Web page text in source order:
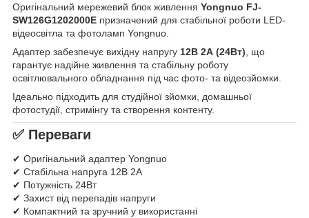
Оригінальний мережевий блок живлення Yongnuo FJ-
SW126G1202000E призначений для стабільної роботи LED-
відеосвітла та фотоламп Yongnuo.
Адаптер забезпечує вихідну напругу 12В 2А (24Вт) , що
гарантує надійне живлення та стабільну роботу
освітлювального обладнання під час фото- та відеозйомки.
Ідеально підходить для студійної зйомки, домашньої
фотостудії, стримінгу та створення контенту.
✅ Переваги
✔ Оригінальний адаптер Yongnuo
✔ Стабільна напруга 12В 2А
✔ Потужність 24Вт
✔ Захист від перепадів напруги
✔ Компактний та зручний у використанні